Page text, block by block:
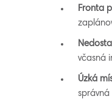
Fronta
včasná
Úzká